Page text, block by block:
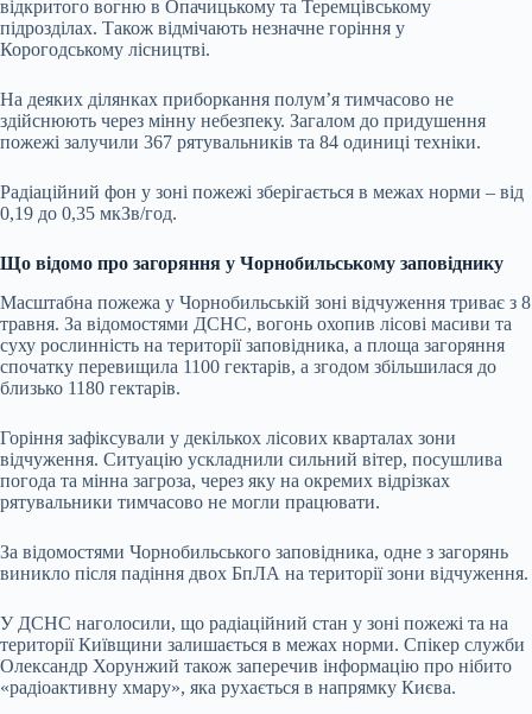
відкритого вогню в Опачицькому та Теремцівському
підрозділах. Також відмічають незначне горіння у
Корогодському лісництві.
На деяких ділянках приборкання полум’я тимчасово не
здійснюють через мінну небезпеку. Загалом до придушення
пожежі залучили 367 рятувальників та 84 одиниці техніки.
Радіаційний фон у зоні пожежі зберігається в межах норми – від
0,19 до 0,35 мкЗв/год.
Що відомо про загоряння у Чорнобильському заповіднику
Масштабна пожежа у Чорнобильській зоні відчуження триває з 8
травня. За відомостями ДСНС, вогонь охопив лісові масиви та
суху рослинність на території заповідника, а площа загоряння
спочатку перевищила 1100 гектарів, а згодом збільшилася до
близько 1180 гектарів.
Горіння зафіксували у декількох лісових кварталах зони
відчуження. Ситуацію ускладнили сильний вітер, посушлива
погода та мінна загроза, через яку на окремих відрізках
рятувальники тимчасово не могли працювати.
За відомостями Чорнобильського заповідника, одне з загорянь
виникло після падіння двох БпЛА на території зони відчуження.
У ДСНС наголосили, що радіаційний стан у зоні пожежі та на
території Київщини залишається в межах норми. Спікер служби
Олександр Хорунжий також заперечив інформацію про нібито
«радіоактивну хмару», яка рухається в напрямку Києва.